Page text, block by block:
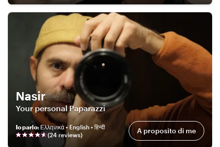
Nasir
Your personal Paparazzi
Io parlo: Ελληνικά • English • हिन्दी
(24 reviews) A proposito di me